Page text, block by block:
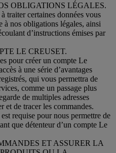
OBLIGATIONS LÉGALES.
traiter certaines données vous
à nos obligations légales, ainsi
d’instructions émises par
LE CREUSET.
pour créer un compte Le
à une série d’avantages
qui vous permettra de
comme un passage plus
de multiples adresses
et de tracer les commandes.
requise pour nous permettre de
que détenteur d’un compte Le
ET ASSURER LA